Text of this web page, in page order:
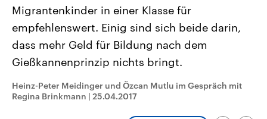
Audio-Archiv
Migrantenkinder in einer Klasse für
empfehlenswert. Einig sind sich beide darin,
dass mehr Geld für Bildung nach dem
Gießkannenprinzip nichts bringt.
Heinz-Peter Meidinger und Özcan Mutlu im Gespräch mit
Regina Brinkmann | 25.04.2017